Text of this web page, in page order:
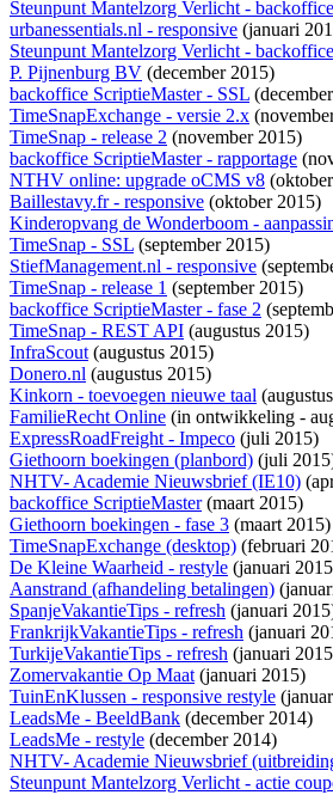
Steunpunt Mantelzorg Verlicht -
urbanessentials.nl - responsive (januari
Steunpunt Mantelzorg Verlicht -
P. Pijnenburg BV (december 2015)
backoffice ScriptieMaster - SSL
TimeSnapExchange - versie 2.x
TimeSnap - release 2 (november 2015)
backoffice ScriptieMaster - rapportage
NTHV online: upgrade oCMS v8
Baillestavy.fr - responsive (oktober 2015)
Kinderopvang de Wonderboom -
TimeSnap - SSL (september 2015)
StiefManagement.nl - responsive
TimeSnap - release 1 (september 2015)
backoffice ScriptieMaster - fase 2
TimeSnap - REST API (augustus 2015)
InfraScout(augustus 2015)
Donero.nl (augustus 2015)
Kinkorn - toevoegen nieuwe taal
FamilieRecht Online (in ontwikkeling -
ExpressRoadFreight - Impeco (juli 2015)
Giethoorn boekingen (planbord) (juli
NHTV- Academie Nieuwsbrief (IE10)
backoffice ScriptieMaster(maart 2015)
Giethoorn boekingen - fase 3 (maart 2015)
TimeSnapExchange (desktop) (februari
De Kleine Waarheid - restyle (januari
Aanstrand (afhandeling betalingen)
SpanjeVakantieTips - refresh (januari
FrankrijkVakantieTips - refresh (januari
TurkijeVakantieTips - refresh (januari
Zomervakantie Op Maat(januari 2015)
TuinEnKlussen - responsive restyle
LeadsMe - BeeldBank (december 2014)
LeadsMe - restyle (december 2014)
NHTV- Academie Nieuwsbrief
Steunpunt Mantelzorg Verlicht - actie